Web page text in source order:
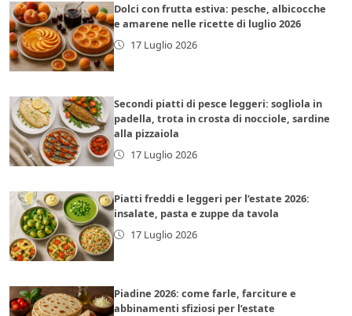
Dolci con frutta estiva: pesche, albicocche
e amarene nelle ricette di luglio 2026
17 Luglio 2026
Secondi piatti di pesce leggeri: sogliola in
padella, trota in crosta di nocciole, sardine
alla pizzaiola
17 Luglio 2026
Piatti freddi e leggeri per l’estate 2026:
insalate, pasta e zuppe da tavola
17 Luglio 2026
Piadine 2026: come farle, farciture e
abbinamenti sfiziosi per l’estate